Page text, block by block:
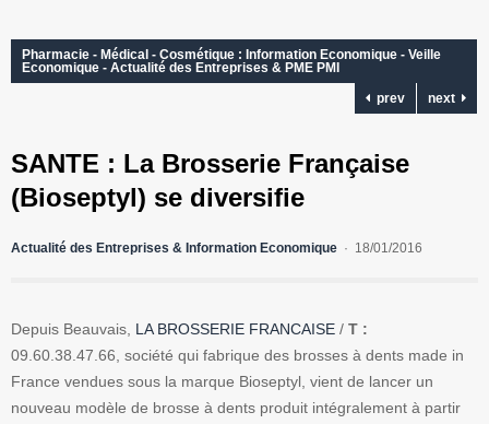
Pharmacie - Médical - Cosmétique : Information Economique - Veille
Economique - Actualité des Entreprises & PME PMI
prev
next
SANTE : La Brosserie Française
(Bioseptyl) se diversifie
Actualité des Entreprises & Information Economique 18/01/2016
Depuis Beauvais, LA BROSSERIE FRANCAISE / T :
09.60.38.47.66, société qui fabrique des brosses à dents made in
France vendues sous la marque Bioseptyl, vient de lancer un
nouveau modèle de brosse à dents produit intégralement à partir